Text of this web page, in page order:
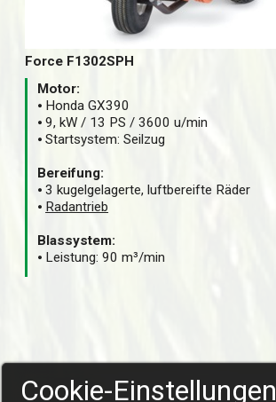
Force F1302SPH
Motor:
⦁ Honda GX390
⦁ 9, kW / 13 PS / 3600 u/min
⦁ Startsystem: Seilzug
Bereifung:
⦁ 3 kugelgelagerte, luftbereifte Räder
⦁ Radantrieb
Blassystem:
⦁ Leistung: 90 m³/min
Cookie-Einstellungen